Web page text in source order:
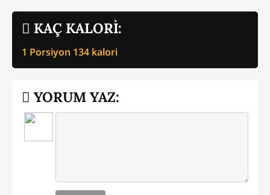
KAÇ KALORİ:
1 Porsiyon 134 kalori
YORUM YAZ: